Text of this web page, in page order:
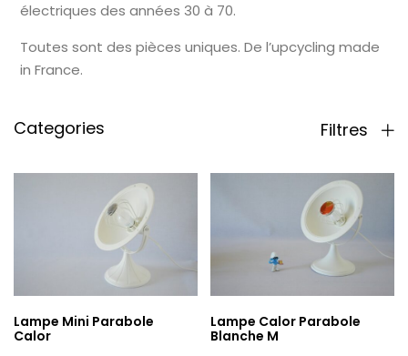
électriques des années 30 à 70.
Toutes sont des pièces uniques. De l’upcycling made
in France.
Categories Filtres
Lampe Mini Parabole
Calor
Lampe Calor Parabole
Blanche M